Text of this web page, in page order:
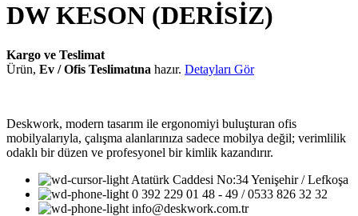
DW KESON (DERİSİZ)
Kargo ve Teslimat
Ürün, Ev / Ofis Teslimatına hazır. Detayları Gör
Deskwork, modern tasarım ile ergonomiyi buluşturan ofis
mobilyalarıyla, çalışma alanlarınıza sadece mobilya değil; verimlilik
odaklı bir düzen ve profesyonel bir kimlik kazandırır.
Atatürk Caddesi No:34 Yenişehir / Lefkoşa
0 392 229 01 48 - 49 / 0533 826 32 32
info@deskwork.com.tr